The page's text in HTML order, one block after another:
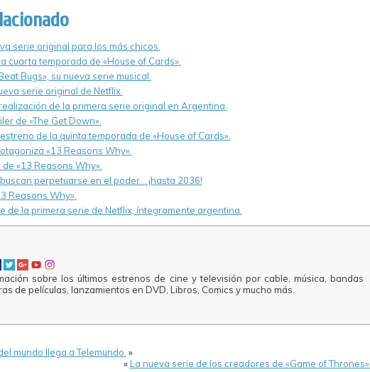
serie original para los más chicos.
cuarta temporada de «House of Cards».
Bugs», su nueva serie musical.
serie original de Netflix.
de la primera serie original en Argentina.
de «The Get Down».
de la quinta temporada de «House of Cards».
«13 Reasons Why».
«13 Reasons Why».
perpetuarse en el poder… ¡hasta 2036!
Reasons Why».
de la primera serie de Netflix, íntegramente argentina.
sobre los últimos estrenos de cine y televisión por cable, música, bandas
de películas, lanzamientos en DVD, Libros, Comics y mucho más.
mundo llega a Telemundo. »
«La nueva serie de los creadores de «Game of Thrones».